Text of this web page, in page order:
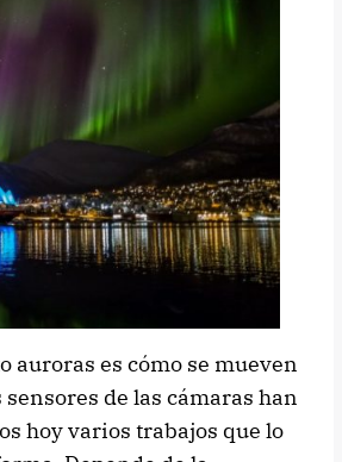
auroras es cómo se mueven
de las cámaras han
hoy varios trabajos que lo